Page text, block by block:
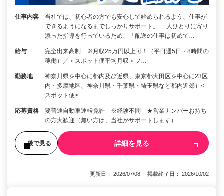
仕事内容
当社では、初心者の方でも安心して始められるよう、仕事が
できるようになるまでしっかりサポート。 一人ひとりに寄り
添った指導を行っているため、「配送の仕事は初めて…
給与
完全出来高制 ※月収25万円以上可！（平日週5日・8時間の
稼働）／＜スポット便平均月収＞フ…
勤務地
神奈川県を中心に都内及び近県、東京都大田区を中心に23区
内・多摩地区、神奈川県・千葉県・埼玉県など都内近郊）<
スポット便>
応募資格
要普通自動車運転免許 ※経験不問 ★営業ナンバーお持ち
の方大歓迎（無い方は、当社がサポートします）
後で見る 詳細を見る
更新日： 2026/07/08 掲載終了日： 2026/10/02